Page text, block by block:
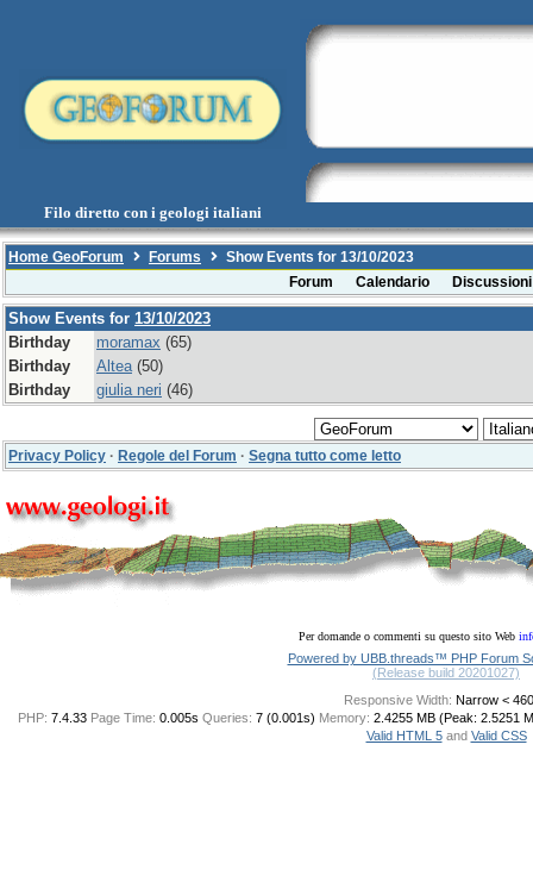
Filo diretto con i geologi italiani
Home GeoForum Forums
Show Events for 13/10/2023
Forum
Calendario
Show Events for 13/10/2023
Birthday
moramax (65)
Birthday
Altea(50)
Birthday
giulia neri (46)
Privacy Policy · Regole del Forum · Segna tutto come letto
Per domande o commenti su questo sito Web
Powered by UBB.threads™ PHP Forum
(Release build 20201027)
Responsive Width:
PHP: 7.4.33 Page Time: 0.005s Queries: 7 (0.001s) Memory: 2.4255 MB (Peak: 2.5251
Valid HTML 5 and Valid CSS